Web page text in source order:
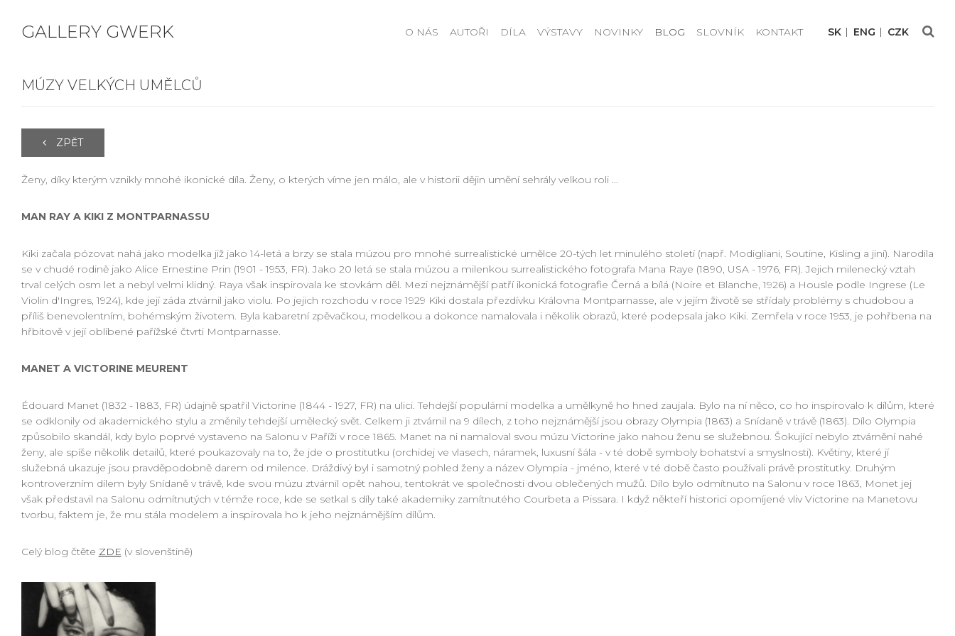
GALLERY GWERK O NÁS AUTOŘI DÍLA VÝSTAVY NOVINKY BLOG SLOVNÍK KONTAKT SK ENG CZK
MÚZY VELKÝCH UMĚLCŮ
ZPĚT
Ženy, díky kterým vznikly mnohé ikonické díla. Ženy, o kterých víme jen málo, ale v historii dějin umění sehrály velkou roli ...
MAN RAY A KIKI Z MONTPARNASSU
Kiki začala pózovat nahá jako modelka již jako 14-letá a brzy se stala múzou pro mnohé surrealistické umělce 20-tých let minulého století (např. Modigliani, Soutine, Kisling a jiní). Narodila
se v chudé rodině jako Alice Ernestine Prin (1901 - 1953, FR). Jako 20 letá se stala múzou a milenkou surrealistického fotografa Mana Raye (1890, USA - 1976, FR). Jejich milenecký vztah
trval celých osm let a nebyl velmi klidný. Raya však inspirovala ke stovkám děl. Mezi nejznámější patří ikonická fotografie Černá a bílá (Noire et Blanche, 1926) a Housle podle Ingrese (Le
Violin d'Ingres, 1924), kde její záda ztvárnil jako violu. Po jejich rozchodu v roce 1929 Kiki dostala přezdívku Královna Montparnasse, ale v jejím životě se střídaly problémy s chudobou a
příliš benevolentním, bohémským životem. Byla kabaretní zpěvačkou, modelkou a dokonce namalovala i několik obrazů, které podepsala jako Kiki. Zemřela v roce 1953, je pohřbena na
hřbitově v její oblíbené pařížské čtvrti Montparnasse.
MANET A VICTORINE MEURENT
Édouard Manet (1832 - 1883, FR) údajně spatřil Victorine (1844 - 1927, FR) na ulici. Tehdejší populární modelka a umělkyně ho hned zaujala. Bylo na ní něco, co ho inspirovalo k dílům, které
se odklonily od akademického stylu a změnily tehdejší umělecký svět. Celkem ji ztvárnil na 9 dílech, z toho nejznámější jsou obrazy Olympia (1863) a Snídaně v trávě (1863). Dílo Olympia
způsobilo skandál, kdy bylo poprvé vystaveno na Salonu v Paříži v roce 1865. Manet na ni namaloval svou múzu Victorine jako nahou ženu se služebnou. Šokující nebylo ztvárnění nahé
ženy, ale spíše několik detailů, které poukazovaly na to, že jde o prostitutku (orchidej ve vlasech, náramek, luxusní šála - v té době symboly bohatství a smyslnosti). Květiny, které jí
služebná ukazuje jsou pravděpodobně darem od milence. Dráždivý byl i samotný pohled ženy a název Olympia - jméno, které v té době často používali právě prostitutky. Druhým
kontroverzním dílem byly Snídaně v trávě, kde svou múzu ztvárnil opět nahou, tentokrát ve společnosti dvou oblečených mužů. Dílo bylo odmítnuto na Salonu v roce 1863, Monet jej
však představil na Salonu odmítnutých v témže roce, kde se setkal s díly také akademiky zamítnutého Courbeta a Pissara. I když někteří historici opomíjené vliv Victorine na Manetovu
tvorbu, faktem je, že mu stála modelem a inspirovala ho k jeho nejznámějším dílům.
Celý blog čtěte ZDE (v slovenštině)